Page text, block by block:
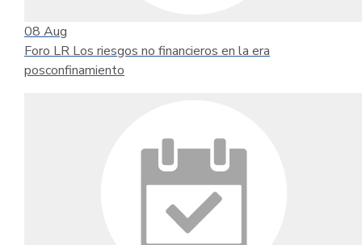
08 Aug
Foro LR Los riesgos no financieros en la era
posconfinamiento